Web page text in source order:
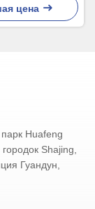
тревоги
печи
цена
Huafeng
Shajing,
Гуандун,